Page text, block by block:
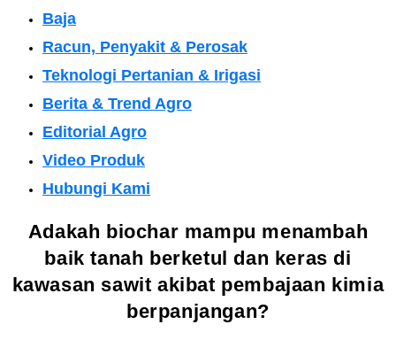
Baja
Racun, Penyakit & Perosak
Teknologi Pertanian & Irigasi
Berita & Trend Agro
Editorial Agro
Video Produk
Hubungi Kami
Adakah biochar mampu menambah
baik tanah berketul dan keras di
kawasan sawit akibat pembajaan kimia
berpanjangan?